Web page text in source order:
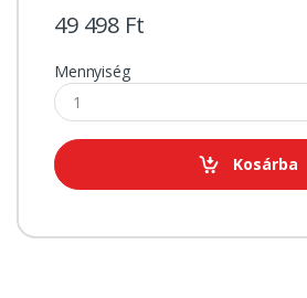
49 498 Ft
Mennyiség
Kosárba